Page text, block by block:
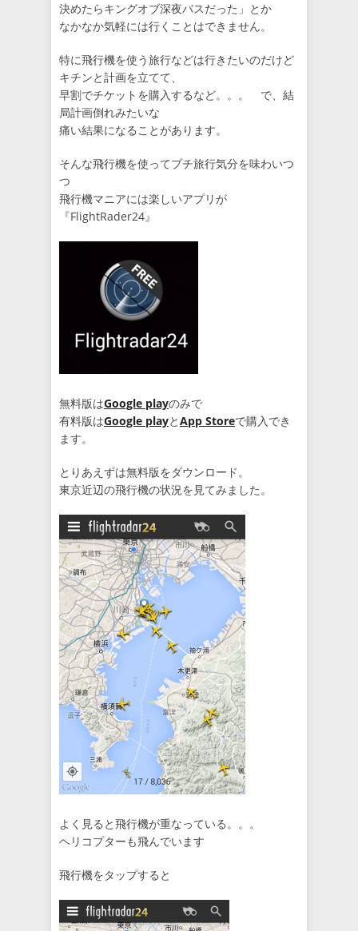
決めたらキングオブ深夜バスだった」とか
なかなか気軽には行くことはできません。
特に飛行機を使う旅行などは行きたいのだけど
キチンと計画を立てて、
早割でチケットを購入するなど。。。 で、結
局計画倒れみたいな
痛い結果になることがあります。
そんな飛行機を使ってプチ旅行気分を味わいつ
つ
飛行機マニアには楽しいアプリが
『FlightRader24』
無料版はGoogle playのみで
有料版はGoogle playとApp Storeで購入でき
ます。
とりあえずは無料版をダウンロード。
東京近辺の飛行機の状況を見てみました。
よく見ると飛行機が重なっている。。。
ヘリコプターも飛んでいます
飛行機をタップすると